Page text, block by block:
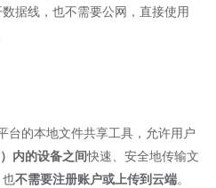
据线，也不需要公网，直接使用
台的本地文件共享工具，允许用户
内的设备之间快速、安全地传输文
也​不需要注册账户或上传到云端​。